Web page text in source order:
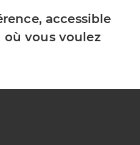
accessible
vous voulez